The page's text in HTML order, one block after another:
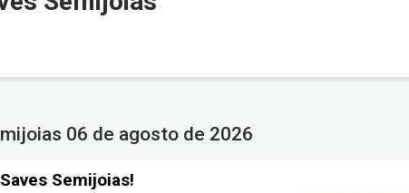
06 de agosto de 2026
Semijoias!